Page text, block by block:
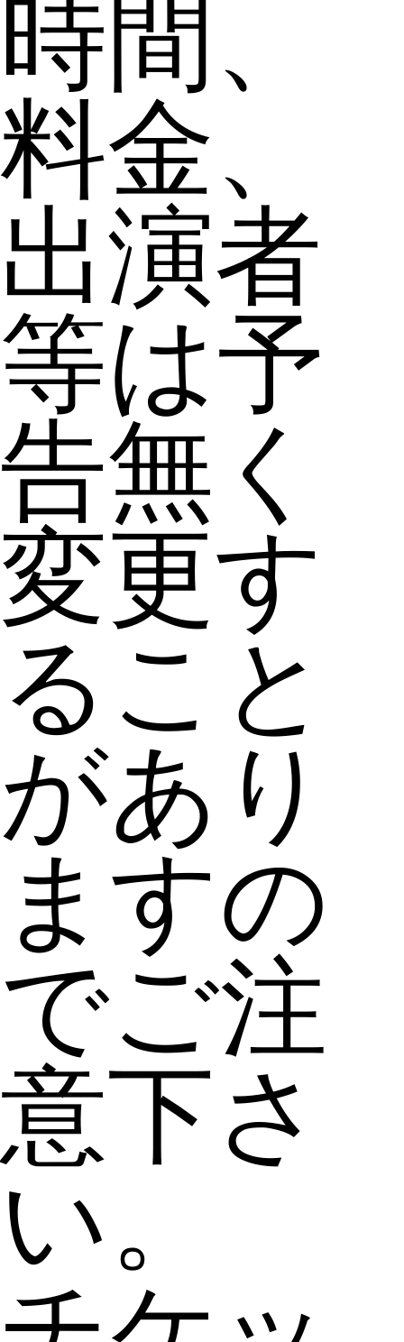
時間、
料金、
出演者
等は予
告無く
変更す
ること
があり
ますの
でご注
意下さ
い。